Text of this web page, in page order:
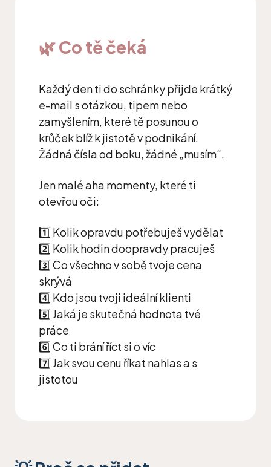
🌿 Co tě čeká
Každý den ti do schránky přijde krátký
e-mail s otázkou, tipem nebo
zamyšlením, které tě posunou o
krůček blíž k jistotě v podnikání.
Žádná čísla od boku, žádné „musím“.
Jen malé aha momenty, které ti
otevřou oči:
1️⃣ Kolik opravdu potřebuješ vydělat
2️⃣ Kolik hodin doopravdy pracuješ
3️⃣ Co všechno v sobě tvoje cena
skrývá
4️⃣ Kdo jsou tvoji ideální klienti
5️⃣ Jaká je skutečná hodnota tvé
práce
6️⃣ Co ti brání říct si o víc
7️⃣ Jak svou cenu říkat nahlas a s
jistotou